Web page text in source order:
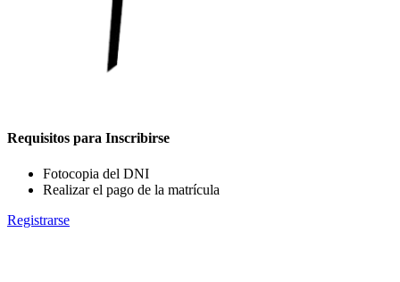
Requisitos para Inscribirse
Fotocopia del DNI
Realizar el pago de la matrícula
Registrarse